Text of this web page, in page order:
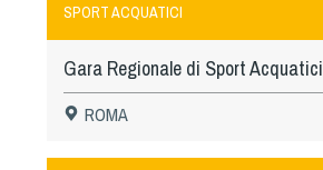
SPORT ACQUATICI
Gara Regionale di Sport Acquatici
ROMA